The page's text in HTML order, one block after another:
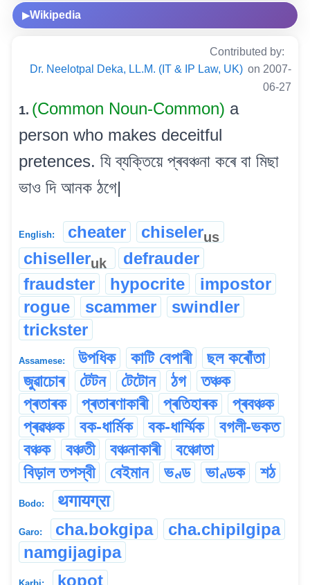
▶Wikipedia
Contributed by:
Dr. Neelotpal Deka, LL.M. (IT & IP Law, UK) on 2007-
06-27
1. (Common Noun-Common) a
person who makes deceitful
pretences. যি ব্যক্তিয়ে প্ৰবঞ্চনা কৰে বা মিছা
ভাও দি আনক ঠগে|
English: cheater chiselerus
chiselleruk
defrauder
fraudster
hypocrite
impostor
rogue
scammer
swindler
trickster
Assamese: উপধিক কাটি বেপাৰী
ছল কৰোঁতা
জুৱাচোৰ
টেটন টেটোন ঠগ
তঞ্চক
প্ৰতাৰক
প্ৰতাৰণাকাৰী প্ৰতিহাৰক
প্ৰবঞ্চক
প্ৰৱঞ্চক
বক-ধাৰ্মিক বক-ধাৰ্ম্মিক
বগলী-ভকত
বঞ্চক
বঞ্চতী বঞ্চনাকাৰী
বঞ্চোতা
বিড়াল তপস্বী
বেইমান ভণ্ড ভাণ্ডক শঠ
Bodo: थगायग्रा
Garo: cha.bokgipa
cha.chipilgipa
namgijagipa
kopot